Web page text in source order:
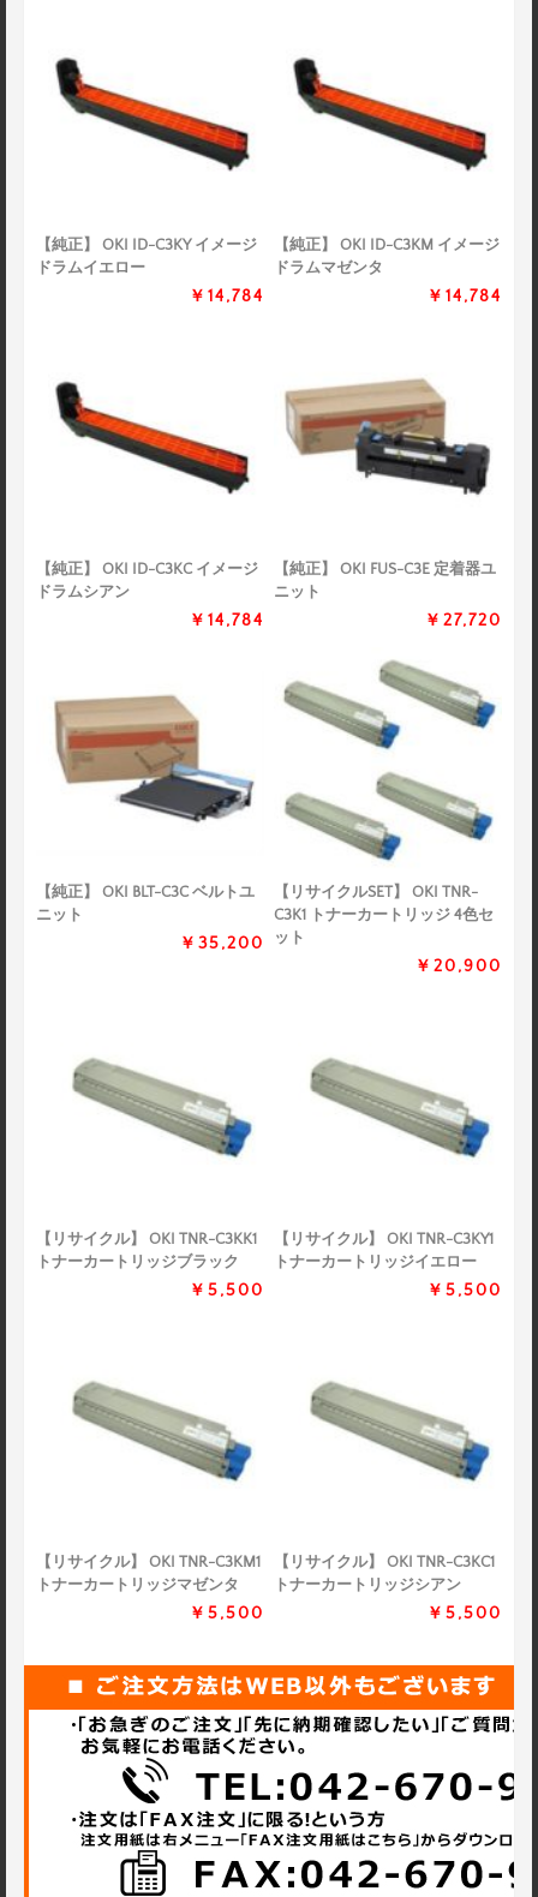
【純正】 OKI ID-C3KY イメージ
ドラムイエロー
￥14,784
【純正】 OKI ID-C3KM イメージ
ドラムマゼンタ
￥14,784
【純正】 OKI ID-C3KC イメージ
ドラムシアン
￥14,784
【純正】 OKI FUS-C3E 定着器ユ
ニット
￥27,720
【純正】 OKI BLT-C3C ベルトユ
ニット
￥35,200
【リサイクルSET】 OKI TNR-
C3K1 トナーカートリッジ 4色セ
ット
￥20,900
【リサイクル】 OKI TNR-C3KK1
トナーカートリッジブラック
￥5,500
【リサイクル】 OKI TNR-C3KY1
トナーカートリッジイエロー
￥5,500
【リサイクル】 OKI TNR-C3KM1
トナーカートリッジマゼンタ
￥5,500
【リサイクル】 OKI TNR-C3KC1
トナーカートリッジシアン
￥5,500